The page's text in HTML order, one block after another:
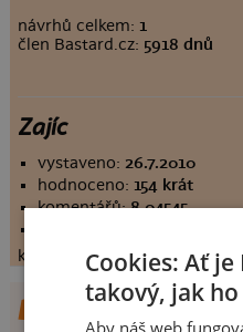
návrhů celkem: 1
člen Bastard.cz: 5918 dnů
Zajíc
vystaveno:26.7.2010
hodnoceno: 154 krát
komentářů:8.04545
konečné hodnocení:8.04545
DALŠÍ NÁVRHY
Cookies: Ať je
takový, jak ho
Aby náš web